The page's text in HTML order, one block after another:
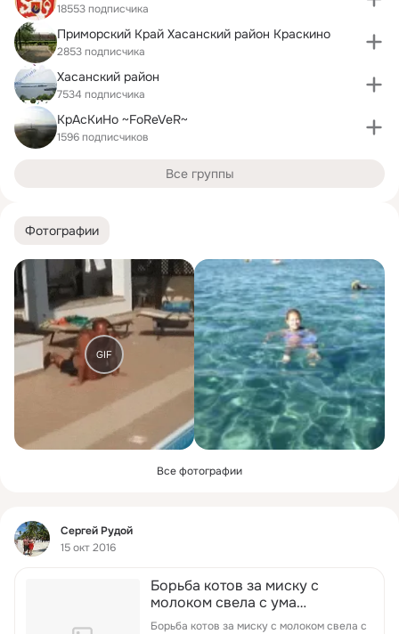
Фотографии
GIF
Все фотографии
Фид
Сергей Рудой
15 окт 2016
Борьба котов за миску с
молоком свела с ума
пользователей Сети
Борьба котов за миску с молоком свела с
18553 подписчика
Приморский Край Хасанский район Краскино
2853 подписчика
Хасанский район
7534 подписчика
КрАсКиНо ~FoReVeR~
1596 подписчиков
Все группы